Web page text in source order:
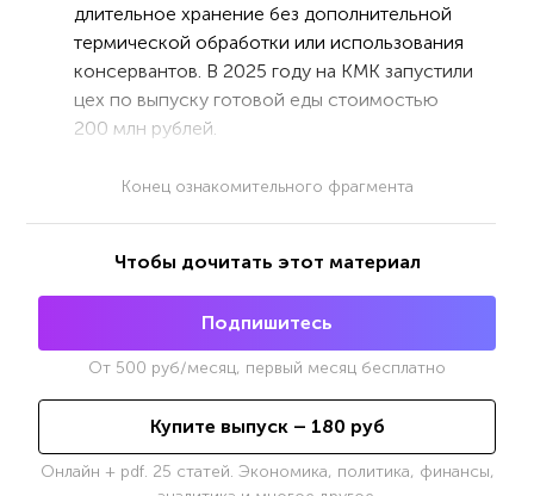
длительное хранение без дополнительной
термической обработки или использования
консервантов. В 2025 году на КМК запустили
цех по выпуску готовой еды стоимостью
200 млн рублей.
Конец ознакомительного фрагмента
Чтобы дочитать этот материал
Подпишитесь
От 500 руб/месяц, первый месяц бесплатно
Купите выпуск – 180 руб
Онлайн + pdf. 25 статей. Экономика, политика, финансы,